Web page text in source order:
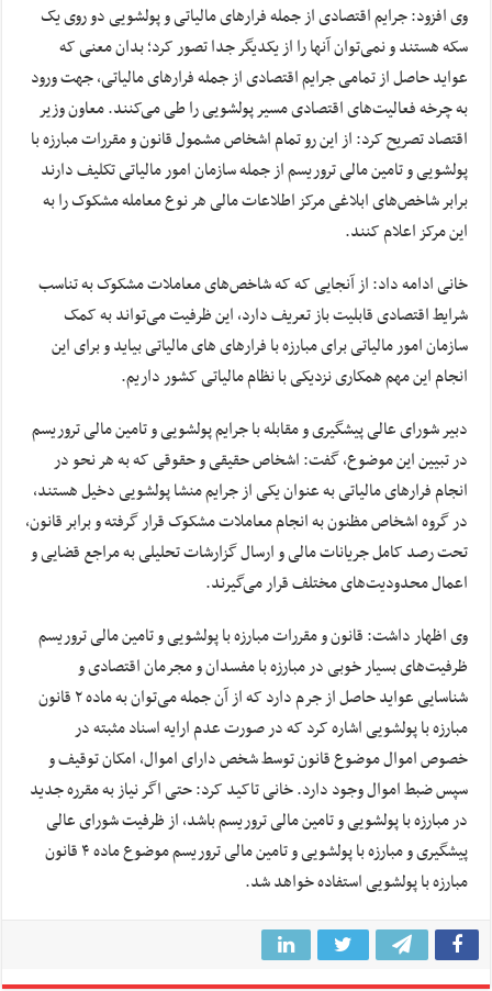
وی افزود: جرایم اقتصادی از جمله فرارهای مالیاتی و پولشویی دو روی یک
سکه هستند و نمی‌توان آنها را از یکدیگر جدا تصور کرد؛ بدان معنی که
عواید حاصل از تمامی جرایم اقتصادی از جمله فرارهای مالیاتی، جهت ورود
به چرخه فعالیت‌های اقتصادی مسیر پولشویی را طی می‌کنند. معاون وزیر
اقتصاد تصریح کرد: از این رو تمام اشخاص مشمول قانون و مقررات مبارزه با
پولشویی و تامین مالی تروریسم از جمله سازمان امور مالیاتی تکلیف دارند
برابر شاخص‌های ابلاغی مرکز اطلاعات مالی هر نوع معامله مشکوک را به
این مرکز اعلام کنند.
خانی ادامه داد: از آنجایی که که شاخص‌های معاملات مشکوک به تناسب
شرایط اقتصادی قابلیت باز تعریف دارد، این ظرفیت می‌تواند به کمک
سازمان امور مالیاتی برای مبارزه با فرارهای های مالیاتی بیاید و برای این
انجام این مهم همکاری نزدیکی با نظام مالیاتی کشور داریم.
دبیر شورای عالی پیشگیری و مقابله با جرایم پولشویی و تامین مالی تروریسم
در تبیین این موضوع، گفت: اشخاص حقیقی و حقوقی که به هر نحو در
انجام فرارهای مالیاتی به عنوان یکی از جرایم منشا پولشویی دخیل هستند،
در گروه اشخاص مظنون به انجام معاملات مشکوک قرار گرفته و برابر قانون،
تحت رصد کامل جریانات مالی و ارسال گزارشات تحلیلی به مراجع قضایی و
اعمال محدودیت‌های مختلف قرار می‌گیرند.
وی اظهار داشت: قانون و مقررات مبارزه با پولشویی و تامین مالی تروریسم
ظرفیت‌های بسیار خوبی در مبارزه با مفسدان و مجرمان اقتصادی و
شناسایی عواید حاصل از جرم دارد که از آن جمله می‌توان به ماده ۲ قانون
مبارزه با پولشویی اشاره کرد که در صورت عدم ارایه اسناد مثبته در
خصوص اموال موضوع قانون توسط شخص دارای اموال، امکان توقیف و
سپس ضبط اموال وجود دارد. خانی تاکید کرد: حتی اگر نیاز به مقرره جدید
در مبارزه با پولشویی و تامین مالی تروریسم باشد، از ظرفیت شورای عالی
پیشگیری و مبارزه با پولشویی و تامین مالی تروریسم موضوع ماده ۴ قانون
مبارزه با پولشویی استفاده خواهد شد.